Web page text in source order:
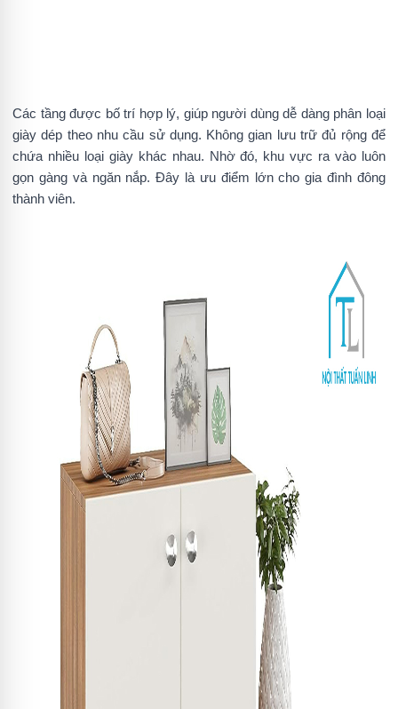
Các tầng được bố trí hợp lý, giúp người dùng dễ dàng phân loại
giày dép theo nhu cầu sử dụng. Không gian lưu trữ đủ rộng để
chứa nhiều loại giày khác nhau. Nhờ đó, khu vực ra vào luôn
gọn gàng và ngăn nắp. Đây là ưu điểm lớn cho gia đình đông
thành viên.